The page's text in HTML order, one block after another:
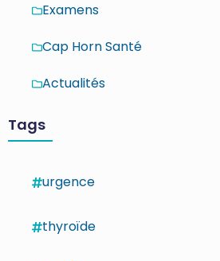
Examens
Cap Horn Santé
Actualités
Tags
urgence
thyroïde